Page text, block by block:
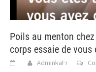
Poils au menton
corps essaie de vous
AdminkaFr